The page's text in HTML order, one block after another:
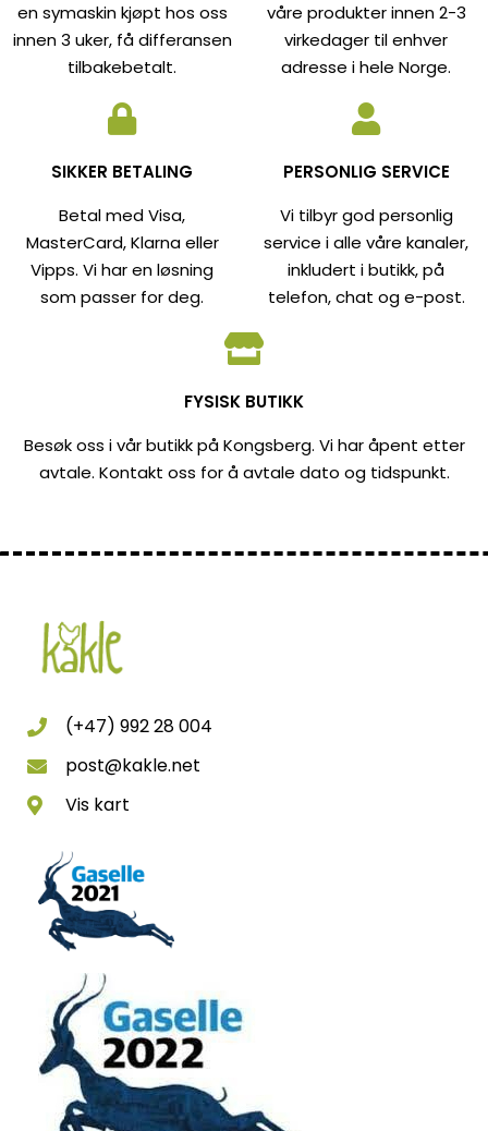
en symaskin kjøpt hos oss
innen 3 uker, få differansen
tilbakebetalt.
våre produkter innen 2-3
virkedager til enhver
adresse i hele Norge.
SIKKER BETALING
Betal med Visa,
MasterCard, Klarna eller
Vipps. Vi har en løsning
som passer for deg.
PERSONLIG SERVICE
Vi tilbyr god personlig
service i alle våre kanaler,
inkludert i butikk, på
telefon, chat og e-post.
FYSISK BUTIKK
Besøk oss i vår butikk på Kongsberg. Vi har åpent etter
avtale. Kontakt oss for å avtale dato og tidspunkt.
(+47) 992 28 004
post@kakle.net
Vis kart